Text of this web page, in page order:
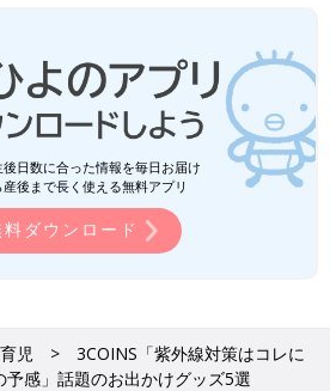
日数に合った情報を毎日お届け
後まで長く使える無料アプリ
料ダウンロード
児
3COINS「紫外線対策はコレに
感」話題のお出かけグッズ5選